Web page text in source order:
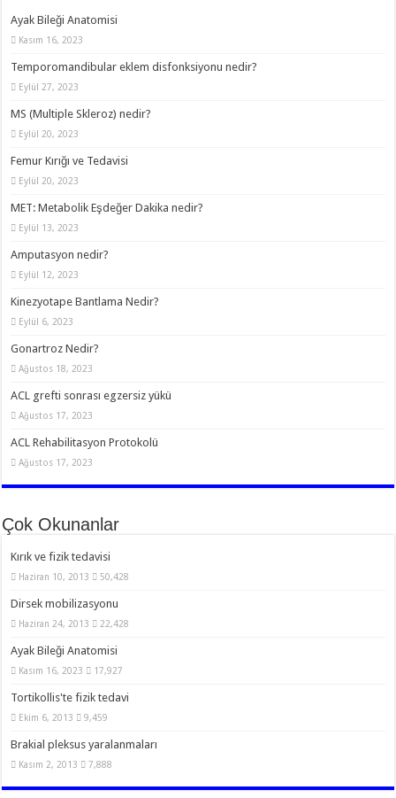
Ayak Bileği Anatomisi
Kasım 16, 2023
Temporomandibular eklem disfonksiyonu nedir?
Eylül 27, 2023
MS (Multiple Skleroz) nedir?
Eylül 20, 2023
Femur Kırığı ve Tedavisi
Eylül 20, 2023
MET: Metabolik Eşdeğer Dakika nedir?
Eylül 13, 2023
Amputasyon nedir?
Eylül 12, 2023
Kinezyotape Bantlama Nedir?
Eylül 6, 2023
Gonartroz Nedir?
Ağustos 18, 2023
ACL grefti sonrası egzersiz yükü
Ağustos 17, 2023
ACL Rehabilitasyon Protokolü
Ağustos 17, 2023
Çok Okunanlar
Kırık ve fizik tedavisi
Haziran 10, 2013 50,428
Dirsek mobilizasyonu
Haziran 24, 2013 22,428
Ayak Bileği Anatomisi
Kasım 16, 2023 17,927
Tortikollis'te fizik tedavi
Ekim 6, 2013 9,459
Brakial pleksus yaralanmaları
Kasım 2, 2013 7,888